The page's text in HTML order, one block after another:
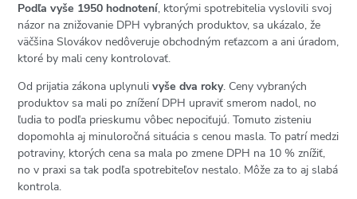
Podľa vyše 1950 hodnotení, ktorými spotrebitelia vyslovili svoj
názor na znižovanie DPH vybraných produktov, sa ukázalo, že
väčšina Slovákov nedôveruje obchodným reťazcom a ani úradom,
ktoré by mali ceny kontrolovať.
Od prijatia zákona uplynulivyše dva roky. Ceny vybraných
produktov sa mali po znížení DPH upraviť smerom nadol, no
ľudia to podľa prieskumu vôbec nepociťujú. Tomuto zisteniu
dopomohla aj minuloročná situácia s cenou masla. To patrí medzi
potraviny, ktorých cena sa mala po zmene DPH na 10 % znížiť,
no v praxi sa tak podľa spotrebiteľov nestalo. Môže za to aj slabá
kontrola.